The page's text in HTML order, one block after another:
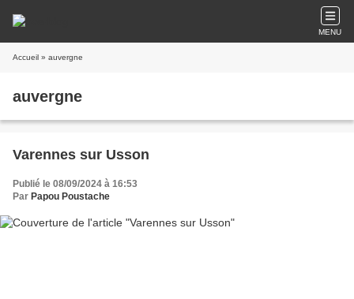
MENU
Accueil » auvergne
auvergne
Varennes sur Usson
Publié le 08/09/2024 à 16:53
Par Papou Poustache